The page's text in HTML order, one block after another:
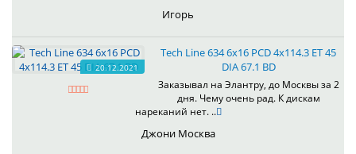
Игорь
20.12.2021
Tech Line 634 6x16 PCD 4x114.3 ET 45
DIA 67.1 BD
Заказывал на Элантру, до Москвы за 2
дня. Чему очень рад. К дискам
нареканий нет. ..
Джони Москва